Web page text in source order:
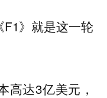
》就是这一轮
高达3亿美元，